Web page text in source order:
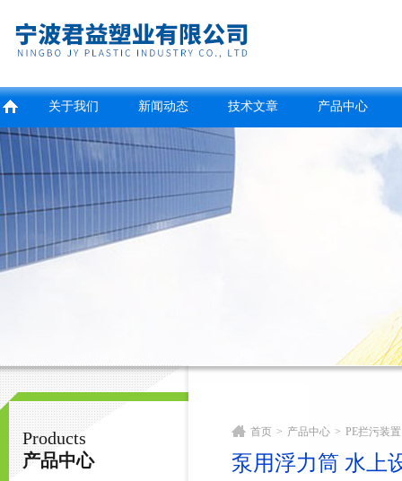
宁波君益塑业有限公司
关于我们 新闻动态 技术文章 产品中心
Products
产品中心
首页 > 产品中心 > PE拦污装置
泵用浮力筒 水上